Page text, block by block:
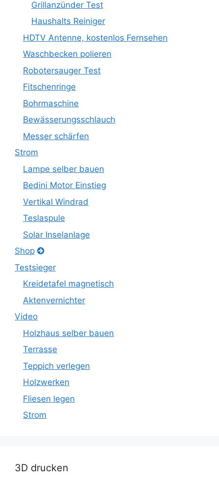
Grillanzünder Test
Haushalts Reiniger
HDTV Antenne, kostenlos Fernsehen
Waschbecken polieren
Robotersauger Test
Fitschenringe
Bohrmaschine
Bewässerungsschlauch
Messer schärfen
Strom
Lampe selber bauen
Bedini Motor Einstieg
Vertikal Windrad
Teslaspule
Solar Inselanlage
Shop
Testsieger
Kreidetafel magnetisch
Aktenvernichter
Video
Holzhaus selber bauen
Terrasse
Teppich verlegen
Holzwerken
Fliesen legen
Strom
3D drucken